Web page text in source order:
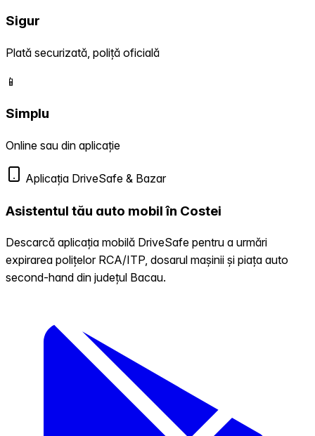
Sigur
Plată securizată, poliță oficială
📱
Simplu
Online sau din aplicație
Aplicația DriveSafe & Bazar
Asistentul tău auto mobil în Costei
Descarcă aplicația mobilă DriveSafe pentru a urmări
expirarea polițelor RCA/ITP, dosarul mașinii și piața auto
second-hand din județul Bacau.